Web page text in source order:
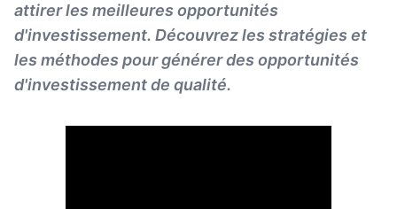
attirer les meilleures opportunités
d'investissement. Découvrez les stratégies et
les méthodes pour générer des opportunités
d'investissement de qualité.